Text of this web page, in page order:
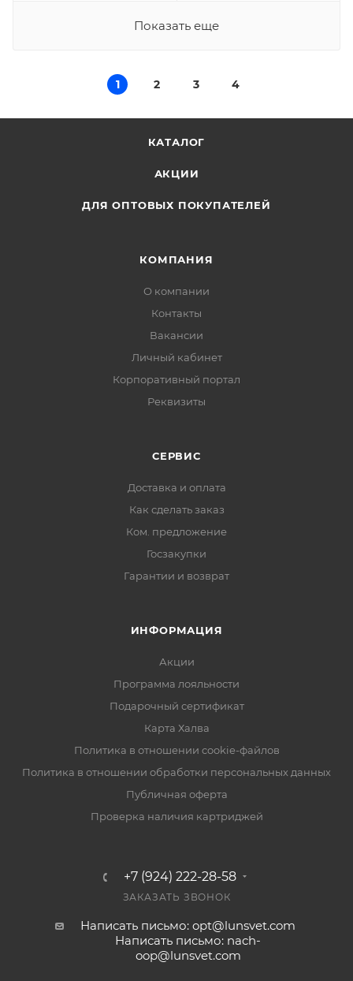
Показать еще
1 2 3 4
КАТАЛОГ
АКЦИИ
ДЛЯ ОПТОВЫХ ПОКУПАТЕЛЕЙ
КОМПАНИЯ
О компании
Контакты
Вакансии
Личный кабинет
Корпоративный портал
Реквизиты
СЕРВИС
Доставка и оплата
Как сделать заказ
Ком. предложение
Госзакупки
Гарантии и возврат
ИНФОРМАЦИЯ
Акции
Программа лояльности
Подарочный сертификат
Карта Халва
Политика в отношении cookie-файлов
Политика в отношении обработки персональных данных
Публичная оферта
Проверка наличия картриджей
+7 (924) 222-28-58
ЗАКАЗАТЬ ЗВОНОК
Написать письмо: opt@lunsvet.com
Написать письмо: nach-
oop@lunsvet.com